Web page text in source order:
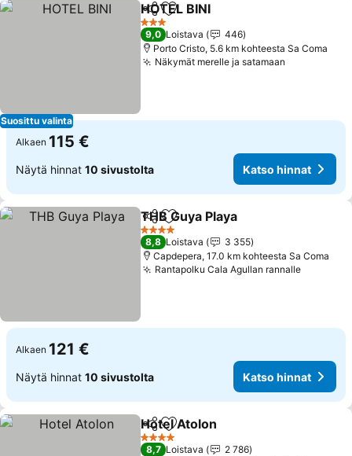
Suosittu valinta
Jaa Lisää suosikkeihin
HOTEL BINI
3 Tähtiluokitus
9,0 Loistava
446
Porto Cristo, 5.6 km kohteesta Sa Coma
Näkymät merelle ja satamaan
Alkaen 115 €
Näytä hinnat 10 sivustolta Katso hinnat
Jaa Lisää suosikkeihin
THB Guya Playa
4 Tähtiluokitus
8,8 Loistava
3 355
Capdepera, 17.0 km kohteesta Sa Coma
Rantapolku Cala Agullan rannalleKatso
Alkaen 121 €
Näytä hinnat 10 sivustolta Katso hinnat
Jaa Lisää suosikkeihin
Hotel Atolon
4 Tähtiluokitus
8,7 Loistava
2 786